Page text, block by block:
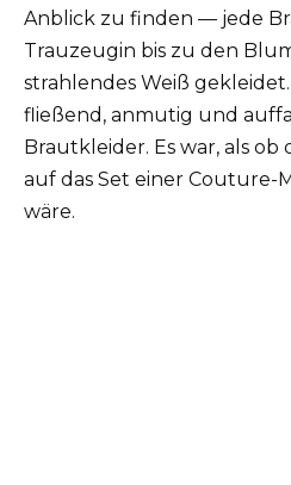
Anblick zu finden — jede
Trauzeugin bis zu den
strahlendes Weiß
fließend, anmutig und
Brautkleider. Es war, als
auf das Set einer Couture-
wäre.